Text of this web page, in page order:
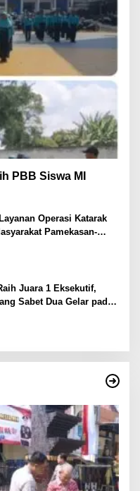
PBB Siswa MI
Operasi Katarak
Pamekasan-
Juara 1 Eksekutif,
Sabet Dua Gelar pada